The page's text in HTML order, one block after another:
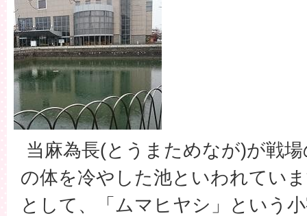
当麻為長(とうまためなが)が戦
の体を冷やした池といわれてい
として、「ムマヒヤシ」という